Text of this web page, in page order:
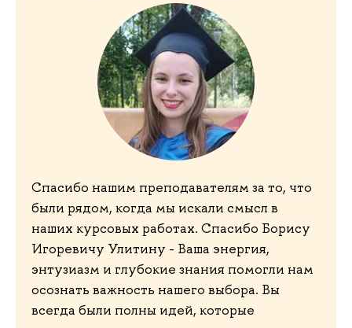
Спасибо нашим преподавателям за то, что
были рядом, когда мы искали смысл в
наших курсовых работах. Спасибо Борису
Игоревичу Улитину - Ваша энергия,
энтузиазм и глубокие знания помогли нам
осознать важность нашего выбора. Вы
всегда были полны идей, которые